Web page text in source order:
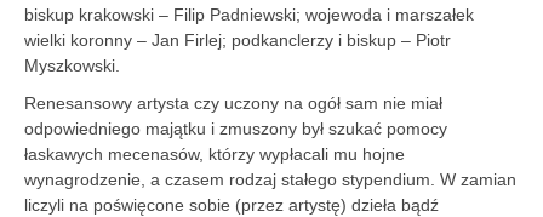
biskup krakowski – Filip Padniewski; wojewoda i marszałek
wielki koronny – Jan Firlej; podkanclerzy i biskup – Piotr
Myszkowski.
Renesansowy artysta czy uczony na ogół sam nie miał
odpowiedniego majątku i zmuszony był szukać pomocy
łaskawych mecenasów, którzy wypłacali mu hojne
wynagrodzenie, a czasem rodzaj stałego stypendium. W zamian
liczyli na poświęcone sobie (przez artystę) dzieła bądź